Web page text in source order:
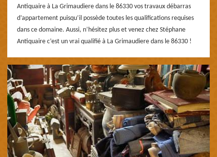
Antiquaire à La Grimaudiere dans le 86330 vos travaux débarras
d’appartement puisqu’il possède toutes les qualifications requises
dans ce domaine. Aussi, n’hésitez plus et venez chez Stéphane
Antiquaire c’est un vrai qualifié à La Grimaudiere dans le 86330 !